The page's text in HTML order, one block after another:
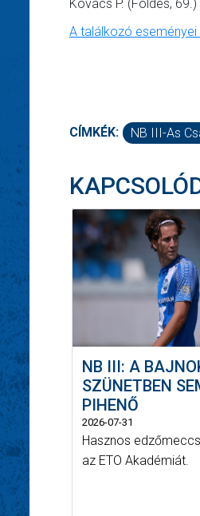
Kovács P. (Földes, 69.)
A találkozó
CÍMKÉK: NB III-As
NB III: A
SZÜNETBEN
PIHENŐ
2026-07-31
Hasznos
az ETO Akadémiát.